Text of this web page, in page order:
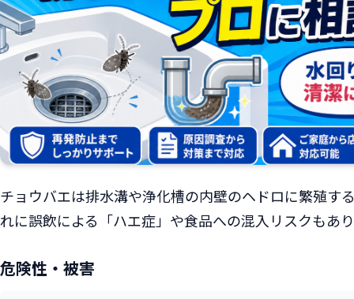
チョウバエは排水溝や浄化槽の内壁のヘドロに繁殖す
れに誤飲による「ハエ症」や食品への混入リスクもあ
危険性・被害